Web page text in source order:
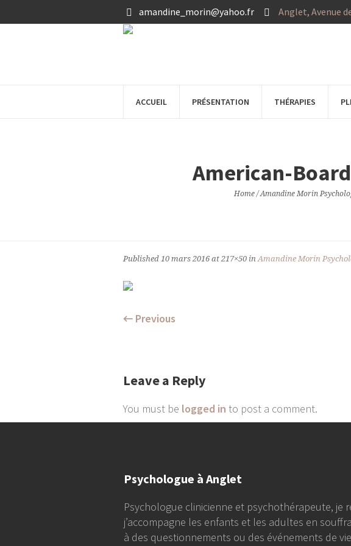
amandine_morin@yahoo.fr Anglet, Avenue
ACCUEIL PRÉSENTATION THÉRAPIES
American-
Home /Amandine Morin
Published 10 mars 2016 at 217×50 inAmandine Morin
← Previous
Leave a Reply
You must be logged in to post a comment.
Psychologue à Anglet
Psychologue clinicienne et psychothérapeute, je
j’accompagne les enfants et les adultes en
à des questionnements ou des événements de vie